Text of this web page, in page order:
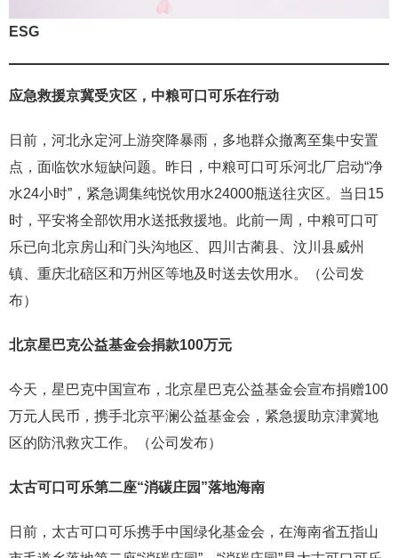
ESG
应急救援京冀受灾区，中粮可口可乐在行动
日前，河北永定河上游突降暴雨，多地群众撤离至集中安置
点，面临饮水短缺问题。昨日，中粮可口可乐河北厂启动“净
水24小时”，紧急调集纯悦饮用水24000瓶送往灾区。当日15
时，平安将全部饮用水送抵救援地。此前一周，中粮可口可
乐已向北京房山和门头沟地区、四川古蔺县、汶川县威州
镇、重庆北碚区和万州区等地及时送去饮用水。（公司发
布）
北京星巴克公益基金会捐款100万元
今天，星巴克中国宣布，北京星巴克公益基金会宣布捐赠100
万元人民币，携手北京平澜公益基金会，紧急援助京津冀地
区的防汛救灾工作。（公司发布）
太古可口可乐第二座“消碳庄园”落地海南
日前，太古可口可乐携手中国绿化基金会，在海南省五指山